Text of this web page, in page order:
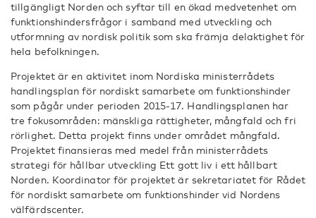
tillgängligt Norden och syftar till en ökad medvetenhet om
funktionshindersfrågor i samband med utveckling och
utformning av nordisk politik som ska främja delaktighet för
hela befolkningen.
Projektet är en aktivitet inom Nordiska ministerrådets
handlingsplan för nordiskt samarbete om funktionshinder
som pågår under perioden 2015-17. Handlingsplanen har
tre fokusområden: mänskliga rättigheter, mångfald och fri
rörlighet. Detta projekt finns under området mångfald.
Projektet finansieras med medel från ministerrådets
strategi för hållbar utveckling Ett gott liv i ett hållbart
Norden. Koordinator för projektet är sekretariatet för Rådet
för nordiskt samarbete om funktionshinder vid Nordens
välfärdscenter.